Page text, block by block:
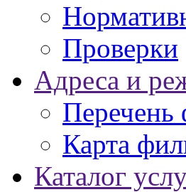
Проверки
Адреса и
Перечень
Карта
Каталог